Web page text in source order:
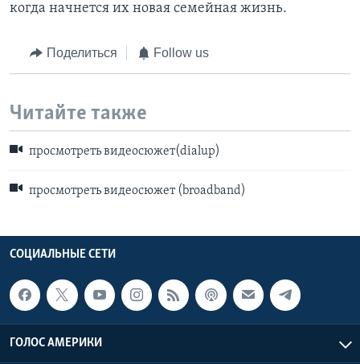
когда начнется их новая семейная жизнь.
Поделиться Follow us
Читайте также
просмотреть видеосюжет(dialup)
просмотреть видеосюжет (broadband)
СОЦИАЛЬНЫЕ СЕТИ
ГОЛОС АМЕРИКИ